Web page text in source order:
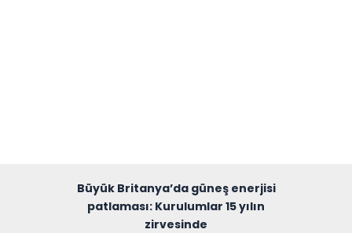
Büyük Britanya’da güneş enerjisi
patlaması: Kurulumlar 15 yılın
zirvesinde